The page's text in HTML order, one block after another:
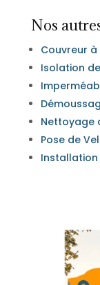
Nos
Couvreur à
Isolation
Nettoyage
Pose de
Installation